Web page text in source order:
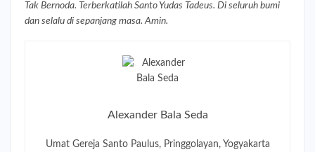
Tak Bernoda. Terberkatilah Santo Yudas Tadeus. Di seluruh bumi
dan selalu di sepanjang masa. Amin.
Alexander Bala Seda
Umat Gereja Santo Paulus, Pringgolayan, Yogyakarta